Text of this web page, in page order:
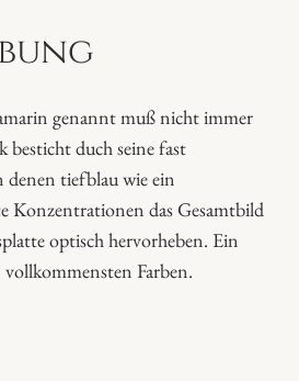
genannt muß nicht immer
besticht duch seine fast
denen tiefblau wie ein
Konzentrationen das Gesamtbild
optisch hervorheben. Ein
Farben.